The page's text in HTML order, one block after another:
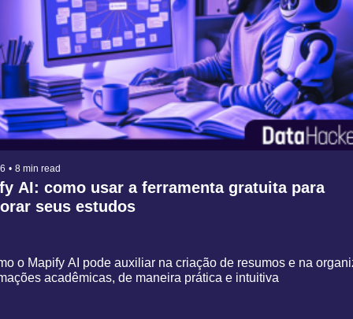
• 8 min read
AI: como usar a ferramenta gratuita para
seus estudos
o Mapify AI pode auxiliar na criação de resumos e na
acadêmicas, de maneira prática e intuitiva